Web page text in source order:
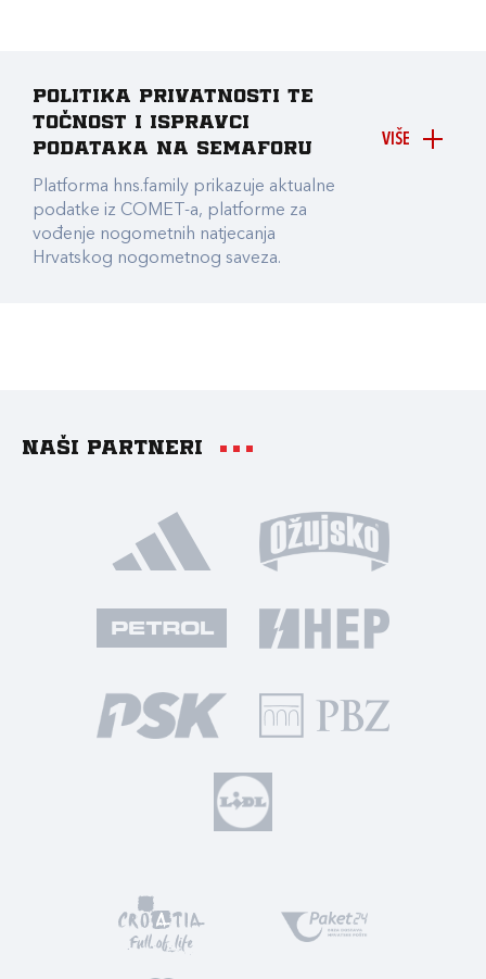
VIŠE
Politika privatnosti te
točnost i ispravci
podataka na Semaforu
Platforma hns.family prikazuje aktualne
podatke iz COMET-a, platforme za
vođenje nogometnih natjecanja
Hrvatskog nogometnog saveza.
Naši partneri